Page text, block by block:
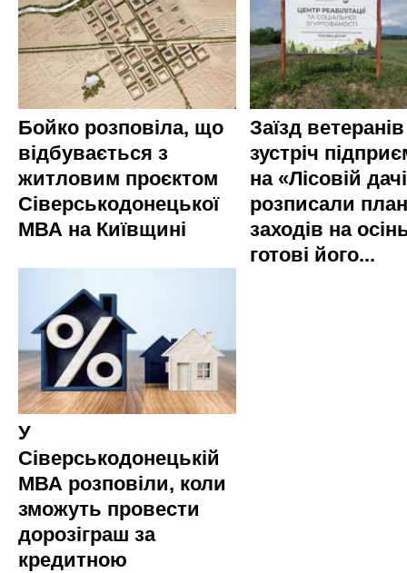
Бойко розповіла, що
відбувається з
житловим проєктом
Сіверськодонецької
МВА на Київщині
Заїзд
зустріч
на «Лісовій
розписали план
заходів на
готові його...
У
Сіверськодонецькій
МВА розповіли, коли
зможуть провести
дорозіграш за
кредитною